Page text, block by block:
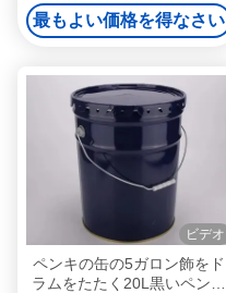
ツ
最もよい価格を得なさい
ビデオ
ペンキの缶の5ガロン飾をド
ラムをたたく20L黒いペンキ